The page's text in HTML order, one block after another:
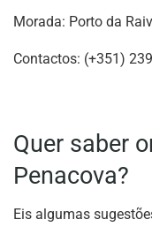
Morada: Porto da
Contactos: (+351)
Quer saber
Penacova?
Eis algumas